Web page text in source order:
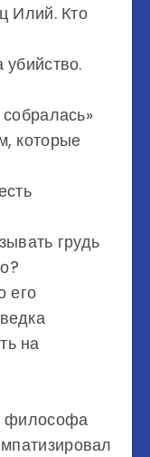
Илий. Кто
которые
грудь
его
на
философа